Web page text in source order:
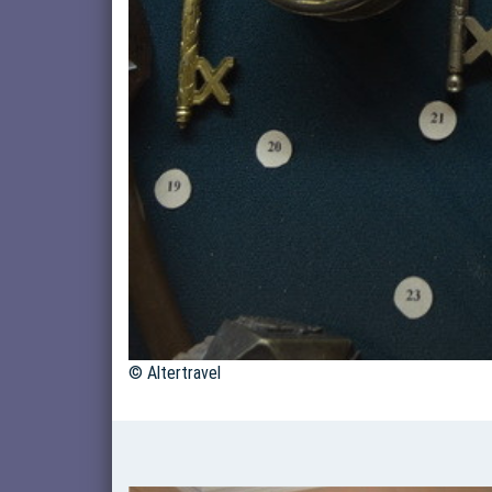
© Altertravel